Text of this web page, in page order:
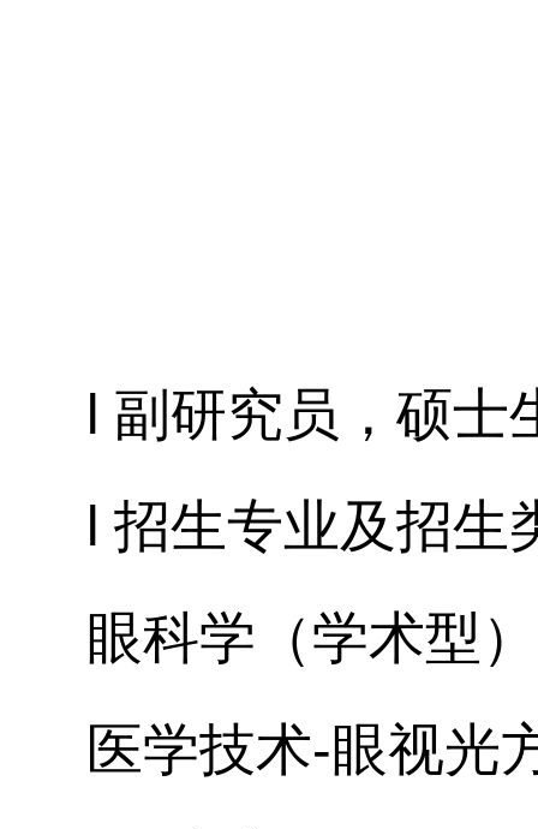
l 副研究员， 硕士
l 招生专业及招生
眼科学（学术型
医学技术-眼视光